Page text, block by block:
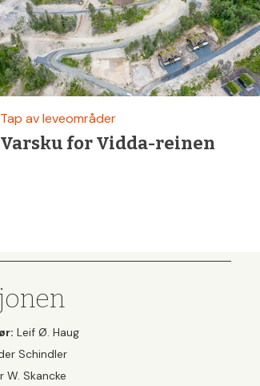
Tap av leveområder
Varsku for Vidda-reinen
Leif Ø. Haug
Schindler
W. Skancke